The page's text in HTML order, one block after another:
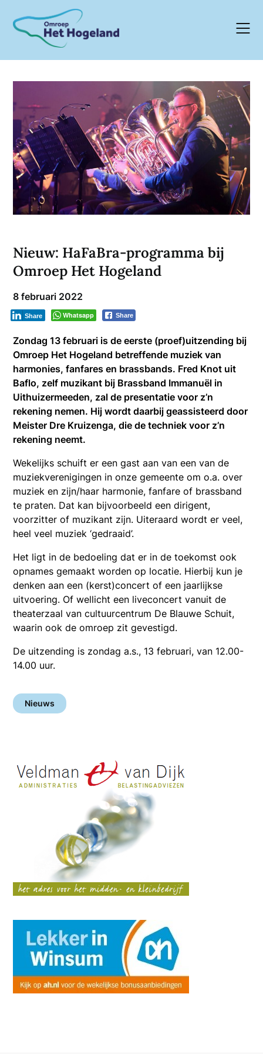
content
Nieuw: HaFaBra-programma bij
Omroep Het Hogeland
8 februari 2022
Whatsapp Share
Share
Zondag 13 februari is de eerste (proef)uitzending bij
Omroep Het Hogeland betreffende muziek van
harmonies, fanfares en brassbands. Fred Knot uit
Baflo, zelf muzikant bij Brassband Immanuël in
Uithuizermeeden, zal de presentatie voor z’n
rekening nemen. Hij wordt daarbij geassisteerd door
Meister Dre Kruizenga, die de techniek voor z’n
rekening neemt.
Wekelijks schuift er een gast aan van een van de
muziekverenigingen in onze gemeente om o.a. over
muziek en zijn/haar harmonie, fanfare of brassband
te praten. Dat kan bijvoorbeeld een dirigent,
voorzitter of muzikant zijn. Uiteraard wordt er veel,
heel veel muziek ‘gedraaid’.
Het ligt in de bedoeling dat er in de toekomst ook
opnames gemaakt worden op locatie. Hierbij kun je
denken aan een (kerst)concert of een jaarlijkse
uitvoering. Of wellicht een liveconcert vanuit de
theaterzaal van cultuurcentrum De Blauwe Schuit,
waarin ook de omroep zit gevestigd.
De uitzending is zondag a.s., 13 februari, van 12.00-
14.00 uur.
Nieuws